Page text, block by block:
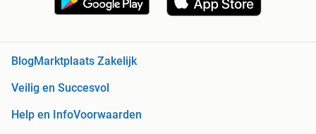
BlogMarktplaats Zakelijk
Veilig en Succesvol
Help en InfoVoorwaarden